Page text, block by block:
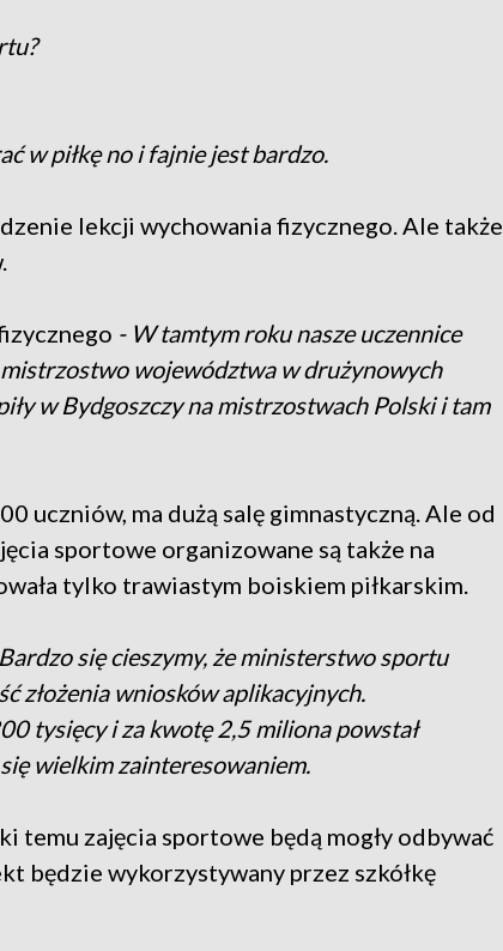
w piłkę no i fajnie jest bardzo.
lekcji wychowania fizycznego. Ale także
- W tamtym roku nasze uczennice
województwa w drużynowych
w Bydgoszczy na mistrzostwach Polski i tam
uczniów, ma dużą salę gimnastyczną. Ale od
sportowe organizowane są także na
tylko trawiastym boiskiem piłkarskim.
się cieszymy, że ministerstwo sportu
złożenia wniosków aplikacyjnych.
tysięcy i za kwotę 2,5 miliona powstał
wielkim zainteresowaniem.
temu zajęcia sportowe będą mogły odbywać
będzie wykorzystywany przez szkółkę